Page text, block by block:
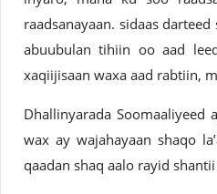
raadsanayaan. sidaas
abuubulan tihiin oo aad
xaqiijisaan waxa aad rabtiin,
Dhallinyarada
wax ay wajahayaan shaqo
qaadan shaq aalo rayid